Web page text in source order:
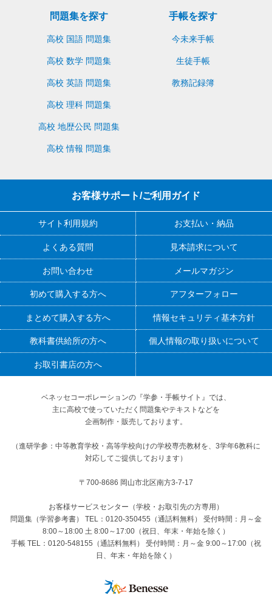
問題集を探す
高校 国語 問題集
高校 数学 問題集
高校 英語 問題集
高校 理科 問題集
高校 地歴公民 問題集
高校 情報 問題集
手帳を探す
今未来手帳
生徒手帳
教務記録簿
お客様サポート/ご利用ガイド
サイト利用規約 お支払い・納品
よくある質問 見本請求について
お問い合わせ メールマガジン
初めて購入する方へ アフターフォロー
まとめて購入する方へ 情報セキュリティ基本方針
教科書供給所の方へ 個人情報の取り扱いについて
お取引書店の方へ
ベネッセコーポレーションの『学参・手帳サイト』 では、
主に高校で使っていただく問題集やテキストなどを
企画制作・販売しております。
（進研学参：中等教育学校・高等学校向けの学校専売教材を、3学年6教科に
対応してご提供しております）
〒700-8686 岡山市北区南方3-7-17
お客様サービスセンター（学校・お取引先の方専用）
問題集（学習参考書） TEL：0120-350455（通話料無料） 受付時間：月～金
8:00～18:00 土 8:00～17:00（祝日、年末・年始を除く）
手帳 TEL：0120-548155（通話料無料） 受付時間：月～金 9:00～17:00（祝
日、年末・年始を除く）